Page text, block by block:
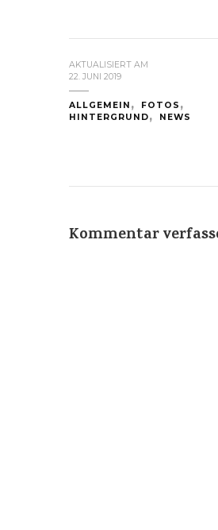
AKTUALISIERT AM
22. JUNI 2019
ALLGEMEIN
FOTOS
HINTERGRUND
NEWS
Kommentar